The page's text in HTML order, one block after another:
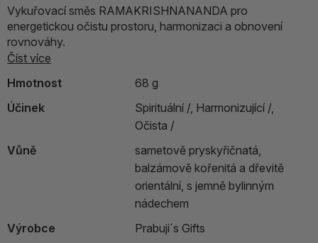
Vykuřovací směs RAMAKRISHNANANDA pro
energetickou očistu prostoru, harmonizaci a obnovení
rovnováhy.
Číst více
Hmotnost
68 g
Účinek
Spirituální /, Harmonizující /,
Očista /
Vůně
sametově pryskyřičnatá,
balzámově kořenitá a dřevitě
orientální, s jemně bylinným
nádechem
Výrobce
Prabuji´s Gifts